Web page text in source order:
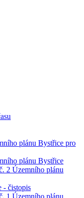
plánu Bystřice pro
plánu Bystřice
2 Územního plánu
- čistopis
1 Územního plánu